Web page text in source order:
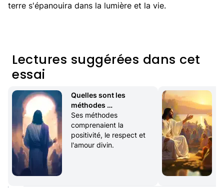
terre s'épanouira dans la lumière et la vie.
Lectures suggérées dans cet
essai
Quelles sont les
méthodes
d'enseignement
utilisées par Jésus ?
Ses méthodes
comprenaient la
positivité, le respect et
l'amour divin.